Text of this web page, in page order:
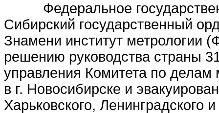
Федеральное
Сибирский государственный
Знамени институт
решению руководства страны
управления Комитета по
в г. Новосибирске и
Харьковского, Ленинградского